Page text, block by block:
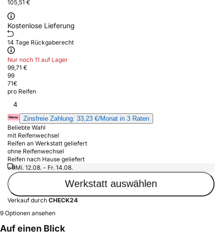
105,51 €
Kostenlose Lieferung
14 Tage Rückgaberecht
Nur noch 11 auf Lager
99,71 €
99
71€
pro Reifen
4
Zinsfreie Zahlung: 33,23 €/Monat in 3 Raten
Beliebte Wahl
mit Reifenwechsel
Reifen an Werkstatt geliefert
ohne Reifenwechsel
Reifen nach Hause geliefert
Mi. 12.08. - Fr. 14.08.
Werkstatt auswählen
Verkauf durch CHECK24
9 Optionen ansehen
Auf einen Blick